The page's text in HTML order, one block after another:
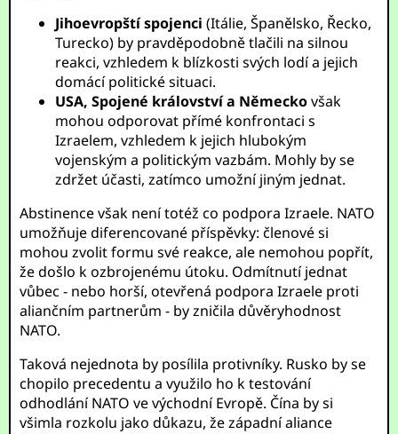
Jihoevropští spojenci (Itálie, Španělsko, Řecko,
Turecko) by pravděpodobně tlačili na silnou
reakci, vzhledem k blízkosti svých lodí a jejich
domácí politické situaci.
USA, Spojené království a Německovšak
mohou odporovat přímé konfrontaci s
Izraelem, vzhledem k jejich hlubokým
vojenským a politickým vazbám. Mohly by se
zdržet účasti, zatímco umožní jiným jednat.
Abstinence však není totéž co podpora Izraele. NATO
umožňuje diferencované příspěvky: členové si
mohou zvolit formu své reakce, ale nemohou popřít,
že došlo k ozbrojenému útoku. Odmítnutí jednat
vůbec - nebo horší, otevřená podpora Izraele proti
aliančním partnerům - by zničila důvěryhodnost
NATO.
Taková nejednota by posílila protivníky. Rusko by se
chopilo precedentu a využilo ho k testování
odhodlání NATO ve východní Evropě. Čína by si
všimla rozkolu jako důkazu, že západní aliance